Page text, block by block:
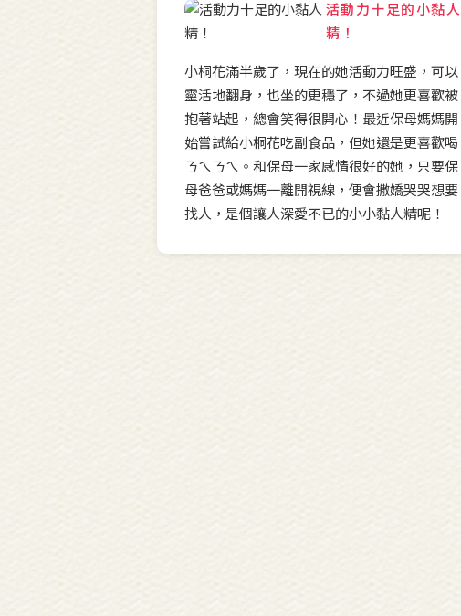
活動力十足的小黏人
精！
小桐花滿半歲了，現在的她活動力旺盛，可以
靈活地翻身，也坐的更穩了，不過她更喜歡被
抱著站起，總會笑得很開心！最近保母媽媽開
始嘗試給小桐花吃副食品，但她還是更喜歡喝
ㄋㄟㄋㄟ。和保母一家感情很好的她，只要保
母爸爸或媽媽一離開視線，便會撒嬌哭哭想要
找人，是個讓人深愛不已的小小黏人精呢！